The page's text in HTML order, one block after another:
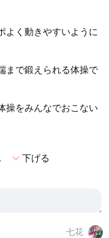
よく動きやすいように
まで鍛えられる体操で
操をみんなでおこない
expand_more下げる
七花